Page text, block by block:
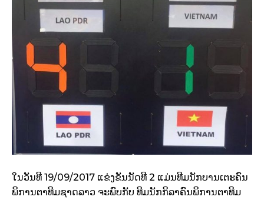
ໃນວັນທີ 19/09/2017 ແຂ່ງຂັນນັດທີ 2 ແມ່ນທີມນັກບານເຕະຄົນ
ພິການຕາທີມຊາດລາວ ຈະພົບກັບ ທີມນັກກິລາຄົນພິການຕາທີມ